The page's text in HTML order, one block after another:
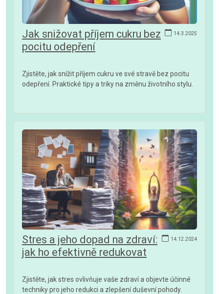
14.3.2025
Jak snižovat příjem cukru bez
pocitu odepření
Zjistěte, jak snížit příjem cukru ve své stravě bez pocitu
odepření. Praktické tipy a triky na změnu životního stylu.
14.12.2024
Stres a jeho dopad na zdraví:
jak ho efektivně redukovat
Zjistěte, jak stres ovlivňuje vaše zdraví a objevte účinné
techniky pro jeho redukci a zlepšení duševní pohody.